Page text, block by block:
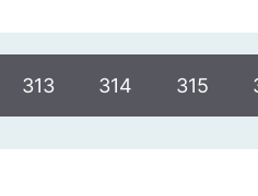
313 314 315